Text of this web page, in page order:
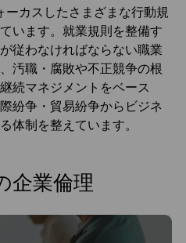
カスしたさまざまな行動規
います。就業規則を整備す
従わなければならない職業
汚職・腐敗や不正競争の根
続マネジメントをベース
紛争・貿易紛争からビジネ
体制を整えています。
企業倫理